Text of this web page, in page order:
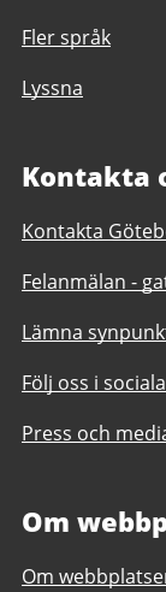
Fler språk
Lyssna
Kontakta
Kontakta
Felanmälan -
Lämna
Följ oss i
Press och
Om
Om